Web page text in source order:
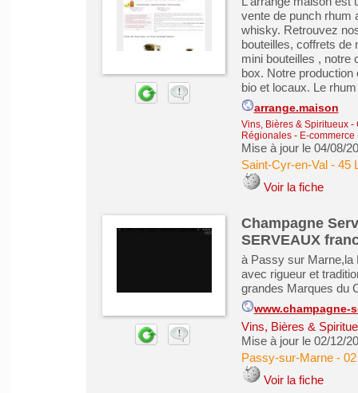
vente de punch rhum
whisky. Retrouvez
bouteilles, coffrets de
mini bouteilles , notre
box. Notre
bio et locaux. Le
arrange.maison
Vins, Bières & Spiritueux-
Régionales- E-
Mise à jour le 04/08/
Saint-Cyr-en-Val- 45
Voir la fiche
Champagne
SERVEAUX
à Passy sur Marne,la
avec rigueur et
grandes Marques du
www.champagne-
Vins, Bières &
Mise à jour le 02/12/
Passy-sur-Marne-
Voir la fiche